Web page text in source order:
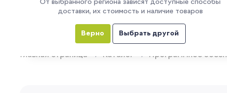
УСЛУГИ ЕГАИС
Главная страница Каталог Программное
От выбранного региона зависят доступные способы
доставки, их стоимость и наличие товаров
Верно Выбрать другой